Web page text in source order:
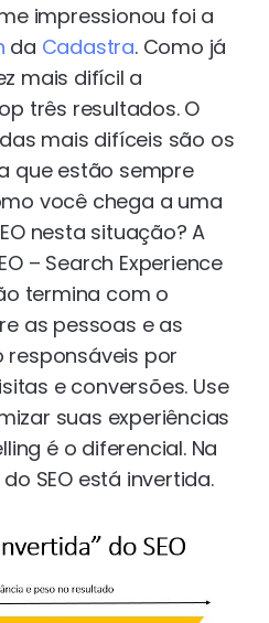
impressionou foi a
da Cadastra. Como já
mais difícil a
três resultados. O
mais difíceis são os
que estão sempre
você chega a uma
nesta situação? A
– Search Experience
termina com o
as pessoas e as
responsáveis por
e conversões. Use
suas experiências
é o diferencial. Na
SEO está invertida.